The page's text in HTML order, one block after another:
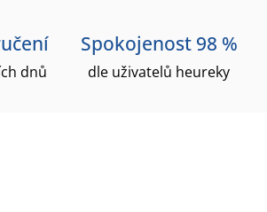
dnů
Spokojenost 98 %
dle uživatelů heureky